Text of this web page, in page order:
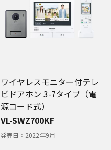
ワイヤレスモニター付テレ
ビドアホン 3-7タイプ（電
源コード式）
VL-SWZ700KF
発売日： 2022年9月